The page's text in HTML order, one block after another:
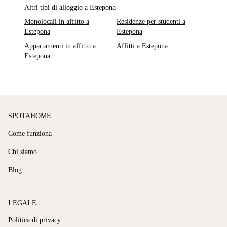
Altri tipi di alloggio a Estepona
Monolocali in affitto a
Estepona
Residenze per studenti a
Estepona
Appartamenti in affitto a
Estepona
Affitti a Estepona
SPOTAHOME
Come funziona
Chi siamo
Blog
LEGALE
Politica di privacy